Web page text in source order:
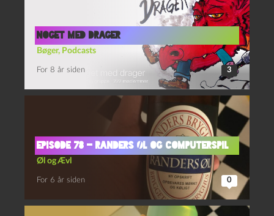
Noget med drager
Bøger, Podcasts
For 8 år siden 3
Episode 78 – Randers Øl og Computerspil
Øl og Ævl
For 6 år siden 0